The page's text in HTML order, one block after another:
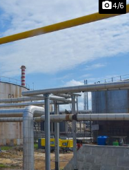
4/6